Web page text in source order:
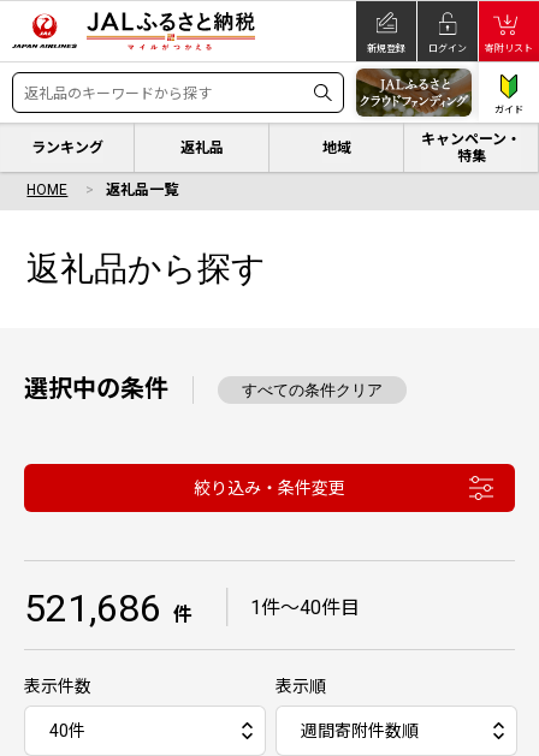
新規登録 ログイン 寄附リスト
ガイド
ランキング 返礼品 地域
キャンペーン・
特集
HOME 返礼品一覧
返礼品から探す
選択中の条件 すべての条件クリア
絞り込み・条件変更
521,686 件 1件〜40件目
表示件数 表示順